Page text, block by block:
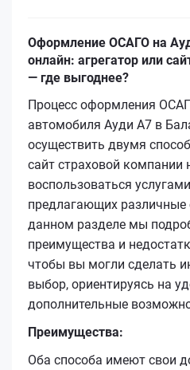
Оформление ОСАГО на
онлайн: агрегатор или
— где выгоднее?
Процесс оформления
автомобиля Ауди А7 в
осуществить двумя
сайт страховой
воспользоваться
предлагающих различные
данном разделе мы
преимущества и
чтобы вы могли сделать
выбор, ориентируясь на
дополнительные
Преимущества:
Оба способа имеют свои